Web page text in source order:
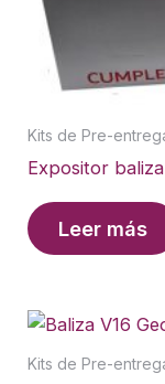
Kits de Pre-
Expositor baliza
Leer más
Kits de Pre-